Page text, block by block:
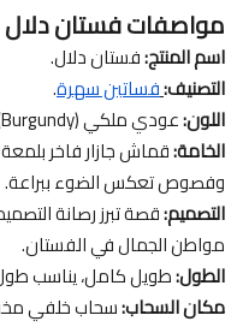
مواصفات فستان دلال
اسم المنتج:فستان دلال.
التصنيف:فساتين سهرة.
اللون:عودي ملكي (Burgundy).
الخامة:قماش جازار فاخر
وفصوص تعكس الضوء ببراعة.
التصميم:قصة تبرز رصانة
مواطن الجمال في الفستان.
الطول:طويل كامل، يناسب طول
مكان السحاب:سحاب خلفي